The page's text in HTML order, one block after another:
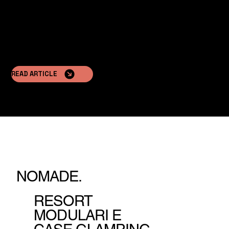
READ ARTICLE
NOMADE.
RESORT
MODULARI E